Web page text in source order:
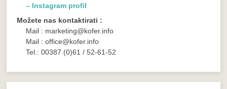
– Instagram profil
Možete nas kontaktirati :
Mail : marketing@kofer.info
Mail : office@kofer.info
Tel.: 00387 (0)61 / 52-61-52